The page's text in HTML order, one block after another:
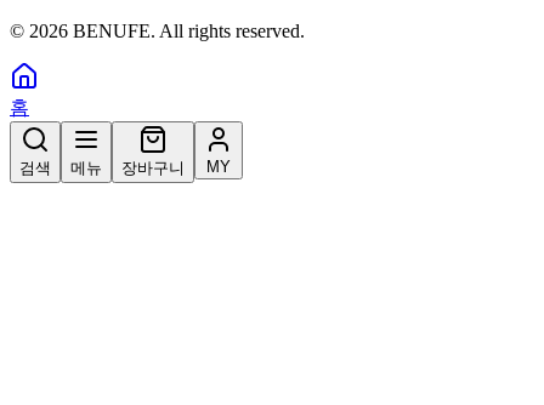
© 2026 BENUFE. All rights reserved.
홈
검색 메뉴 장바구니 MY